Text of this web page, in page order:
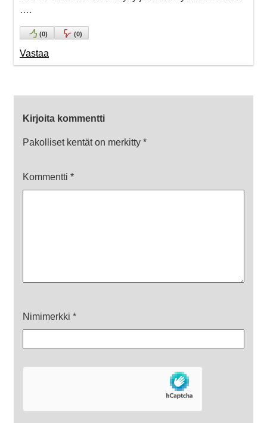
….
(0) (0)
Vastaa
Kirjoita kommentti
Pakolliset kentät on merkitty *
Kommentti *
Nimimerkki *